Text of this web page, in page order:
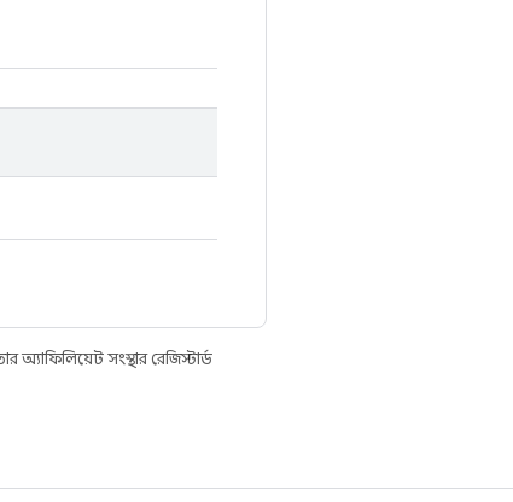
সংস্থার রেজিস্টার্ড